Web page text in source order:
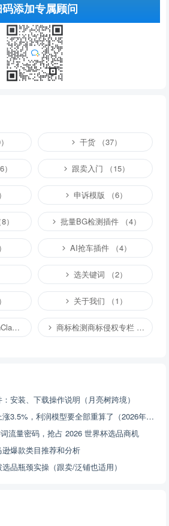
网络，您的个人信息不会被公开显示。
码添加专属顾问
干货 （37）
跟卖入门 （15）
申诉模版 （6）
批量BG检测插件 （4）
AI抢车插件 （4）
选关键词 （2）
关于我们 （1）
4） 商标检测商标侵权专栏 （1）
安装、下载操作说明（月亮树跨境）
模型要全部重算了（2026年4月17号已开始执行，附解决方案）
流量密码，抢占 2026 世界杯选品商机
爆款类目推荐和分析
品瓶颈实操（跟卖/泛铺也适用）